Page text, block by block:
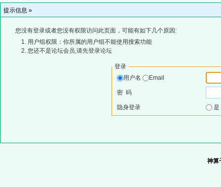
提示信息 »
您没有登录或者您没有权限访问此页面，可能有如下几个原因:
用户组权限：你所属的用户组不能使用搜索功能
您还不是论坛会员,请先登录论坛
登录
用户名
Email
密 码
隐身登录
神算